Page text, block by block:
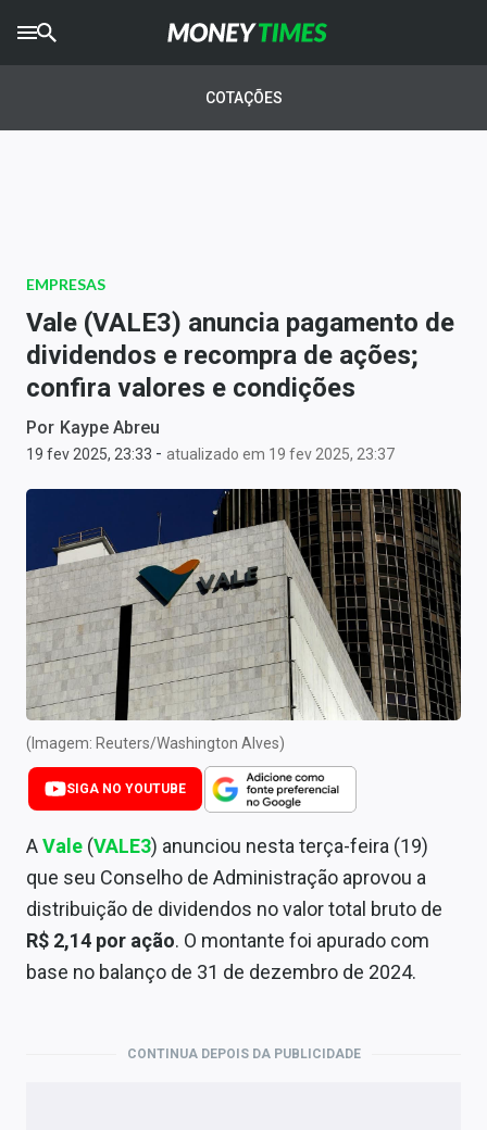
AGROTIMES
Newsletters
Money Trader
Anuncie
Últimas Notícias
Cotações
Comprar ou vender?
Carteiras Recomendadas
Central de Dividendos
Central de Fundos Imobiliários
Central dos IPOs
Renda Fixa
Finanças Pessoais
Mercados
Economia
COTAÇÕES
EMPRESAS
Vale (VALE3) anuncia pagamento de
dividendos e recompra de ações;
confira valores e condições
Por Kaype Abreu
19 fev 2025, 23:33 - atualizado em 19 fev 2025, 23:37
(Imagem: Reuters/Washington Alves)
SIGA NO YOUTUBE
AVale (VALE3) anunciou nesta terça-feira (19)
que seu Conselho de Administração aprovou a
distribuição de dividendos no valor total bruto de
R$ 2,14 por ação. O montante foi apurado com
base no balanço de 31 de dezembro de 2024.
CONTINUA DEPOIS DA PUBLICIDADE